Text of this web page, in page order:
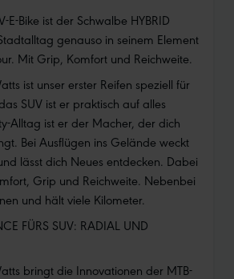
E-Bike ist der Schwalbe HYBRID
genauso in seinem Element
Mit Grip, Komfort und Reichweite.
ist unser erster Reifen speziell für
SUV ist er praktisch auf alles
Alltag ist er der Macher, der dich
Bei Ausflügen ins Gelände weckt
lässt dich Neues entdecken. Dabei
Grip und Reichweite. Nebenbei
und hält viele Kilometer.
FÜRS SUV: RADIAL UND
bringt die Innovationen der MTB-